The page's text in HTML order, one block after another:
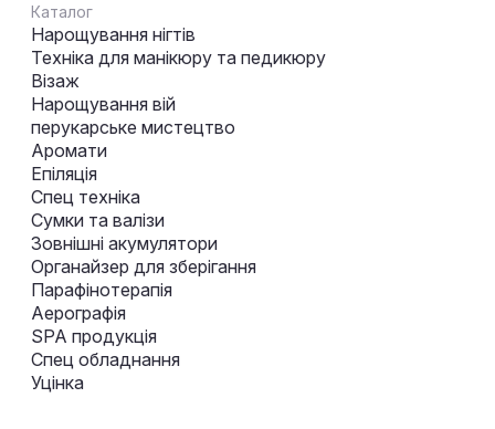
Каталог
Нарощування нігтів
Техніка для манікюру та педикюру
Візаж
Нарощування вій
перукарське мистецтво
Аромати
Епіляція
Спец техніка
Сумки та валізи
Зовнішні акумулятори
Органайзер для зберігання
Парафінотерапія
Аерографія
SPA продукція
Спец обладнання
Уцінка